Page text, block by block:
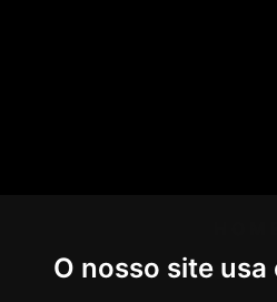
O nosso site